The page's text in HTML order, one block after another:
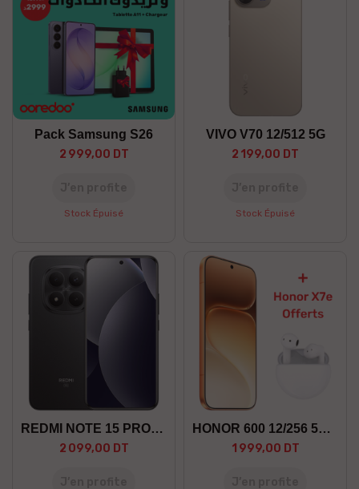
Pack Samsung S26
2 999,00 DT
Stock Épuisé
VIVO V70 12/512 5G
2 199,00 DT
Stock Épuisé
REDMI NOTE 15 PRO+ 12/512 5G
2 099,00 DT
HONOR 600 12/256 5G +GF
1 999,00 DT